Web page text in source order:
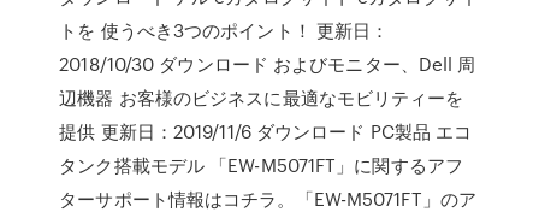
トを 使うべき3つのポイント！ 更新日：
2018/10/30 ダウンロード およびモニター、Dell 周
辺機器 お客様のビジネスに最適なモビリティーを
提供 更新日：2019/11/6 ダウンロード PC製品 エコ
タンク搭載モデル 「EW-M5071FT」に関するアフ
ターサポート情報はコチラ。「EW-M5071FT」のア